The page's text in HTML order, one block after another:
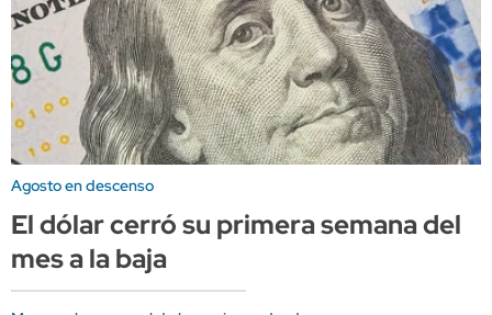
Agosto en descenso
El dólar cerró su primera semana del
mes a la baja